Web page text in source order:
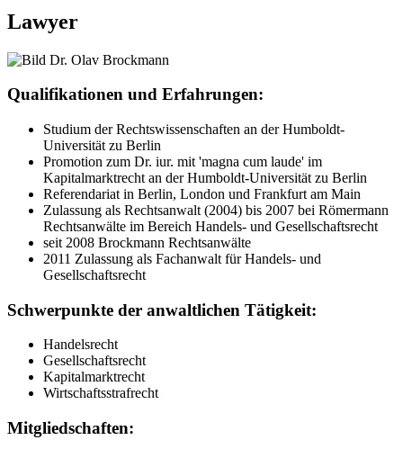
Lawyer
Qualifikationen und Erfahrungen:
Studium der Rechtswissenschaften an der Humboldt-
Universität zu Berlin
Promotion zum Dr. iur. mit 'magna cum laude' im
Kapitalmarktrecht an der Humboldt-Universität zu Berlin
Referendariat in Berlin, London und Frankfurt am Main
Zulassung als Rechtsanwalt (2004) bis 2007 bei Römermann
Rechtsanwälte im Bereich Handels- und Gesellschaftsrecht
seit 2008 Brockmann Rechtsanwälte
2011 Zulassung als Fachanwalt für Handels- und
Gesellschaftsrecht
Schwerpunkte der anwaltlichen Tätigkeit:
Handelsrecht
Gesellschaftsrecht
Kapitalmarktrecht
Wirtschaftsstrafrecht
Mitgliedschaften: